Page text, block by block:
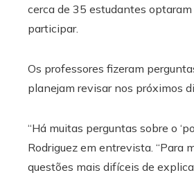
cerca de 35 estudantes
participar.
Os professores fizeram
planejam revisar nos próximos
“Há muitas perguntas sobre o
Rodriguez em entrevista. “Para
questões mais difíceis de